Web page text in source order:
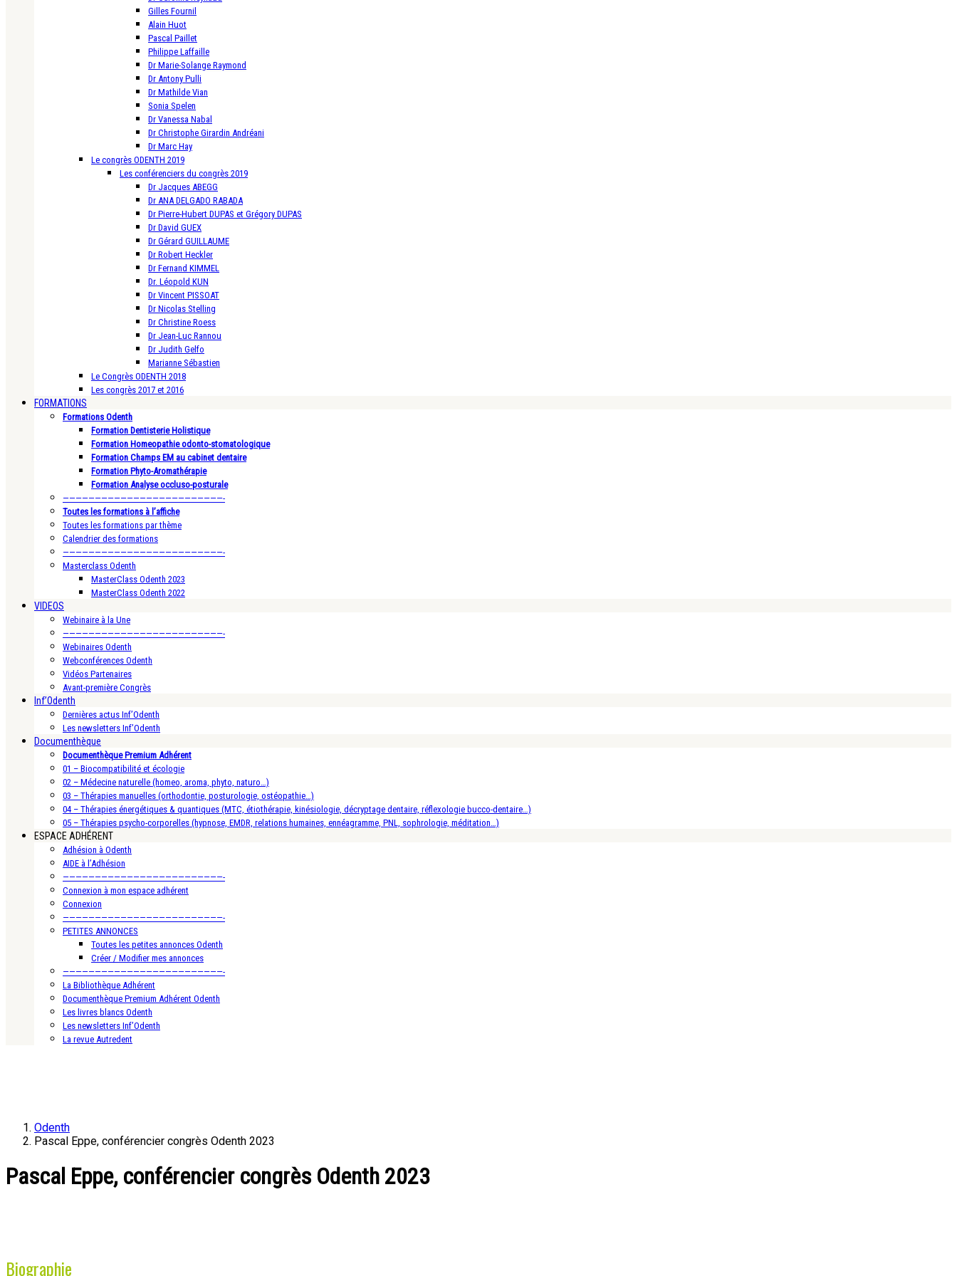
Gilles Fournil
Alain Huot
Pascal Paillet
Philippe Laffaille
Dr Marie-Solange Raymond
Dr Antony Pulli
Dr Mathilde Vian
Sonia Spelen
Dr Vanessa Nabal
Dr Christophe Girardin Andréani
Dr Marc Hay
Le congrès ODENTH 2019
Les conférenciers du congrès 2019
Dr Jacques ABEGG
Dr ANA DELGADO RABADA
Dr Pierre-Hubert DUPAS et Grégory DUPAS
Dr David GUEX
Dr Gérard GUILLAUME
Dr Robert Heckler
Dr Fernand KIMMEL
Dr. Léopold KUN
Dr Vincent PISSOAT
Dr Nicolas Stelling
Dr Christine Roess
Dr Jean-Luc Rannou
Dr Judith Gelfo
Marianne Sébastien
Le Congrès ODENTH 2018
Les congrès 2017 et 2016
FORMATIONS
Formations Odenth
Formation Dentisterie Holistique
Formation Homeopathie odonto-stomatologique
Formation Champs EM au cabinet dentaire
Formation Phyto-Aromathérapie
Formation Analyse occluso-posturale
—————————————————————————-
Toutes les formations à l’affiche
Toutes les formations par thème
Calendrier des formations
—————————————————————————-
Masterclass Odenth
MasterClass Odenth 2023
MasterClass Odenth 2022
VIDEOS
Webinaire à la Une
—————————————————————————-
Webinaires Odenth
Webconférences Odenth
Vidéos Partenaires
Avant-première Congrès
Inf’Odenth
Dernières actus Inf’Odenth
Les newsletters Inf’Odenth
Documenthèque
Documenthèque Premium Adhérent
01 – Biocompatibilité et écologie
02 – Médecine naturelle (homeo, aroma, phyto, naturo…)
03 – Thérapies manuelles (orthodontie, posturologie, ostéopathie…)
04 – Thérapies énergétiques & quantiques (MTC, étiothérapie, kinésiologie, décryptage dentaire, réflexologie bucco-dentaire…)
05 – Thérapies psycho-corporelles (hypnose, EMDR, relations humaines, ennéagramme, PNL, sophrologie, méditation…)
ESPACE ADHÉRENT
Adhésion à Odenth
AIDE à l’Adhésion
—————————————————————————-
Connexion à mon espace adhérent
Connexion
—————————————————————————-
PETITES ANNONCES
Toutes les petites annonces Odenth
Créer / Modifier mes annonces
—————————————————————————-
La Bibliothèque Adhérent
Documenthèque Premium Adhérent Odenth
Les livres blancs Odenth
Les newsletters Inf’Odenth
La revue Autredent
Odenth
Pascal Eppe, conférencier congrès Odenth 2023
Pascal Eppe, conférencier congrès Odenth 2023
Biographie